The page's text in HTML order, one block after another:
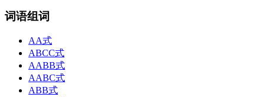
词语组词
AA式
ABCC式
AABB式
AABC式
ABB式